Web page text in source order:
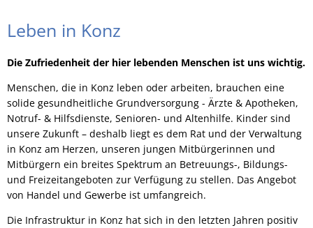
Leben
in
Konz
Leben in Konz
Die Zufriedenheit der hier lebenden Menschen ist uns wichtig.
Menschen, die in Konz leben oder arbeiten, brauchen eine
solide gesundheitliche Grundversorgung - Ärzte & Apotheken,
Notruf- & Hilfsdienste, Senioren- und Altenhilfe. Kinder sind
unsere Zukunft – deshalb liegt es dem Rat und der Verwaltung
in Konz am Herzen, unseren jungen Mitbürgerinnen und
Mitbürgern ein breites Spektrum an Betreuungs-, Bildungs-
und Freizeitangeboten zur Verfügung zu stellen. Das Angebot
von Handel und Gewerbe ist umfangreich.
Die Infrastruktur in Konz hat sich in den letzten Jahren positiv